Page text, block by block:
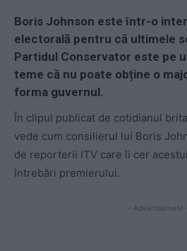
Boris Johnson este într-o
electorală pentru că ultimele
Partidul Conservator este pe
teme că nu poate obține o
forma guvernul.
În clipul publicat de cotidianul
vede cum consilierul lui Boris
de reporterii ITV care îi cer
întrebări premierului.
- Advertisement -